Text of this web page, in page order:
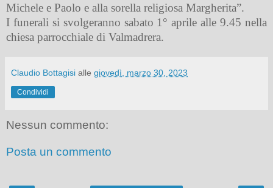
Michele e Paolo e alla sorella religiosa Margherita”.
I funerali si svolgeranno sabato 1° aprile alle 9.45 nella
chiesa parrocchiale di Valmadrera.
Claudio Bottagisi alle giovedì, marzo 30, 2023
Condividi
Nessun commento:
Posta un commento